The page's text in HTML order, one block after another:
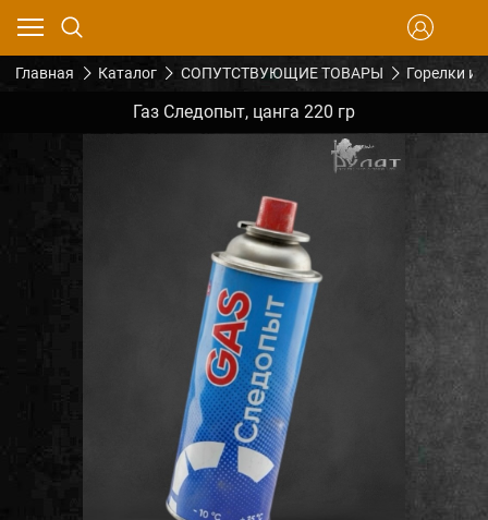
Главная Каталог СОПУТСТВУЮЩИЕ ТОВАРЫ Горелки и
Газ Следопыт, цанга 220 гр